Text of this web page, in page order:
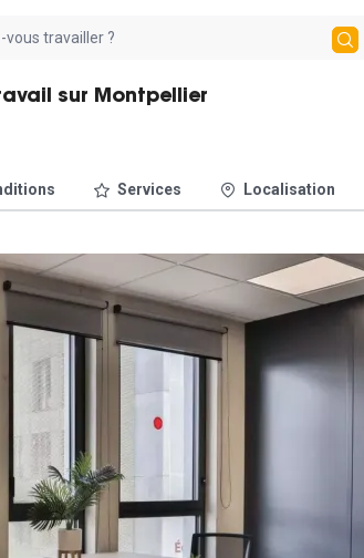
sur Montpellier
Services Localisation